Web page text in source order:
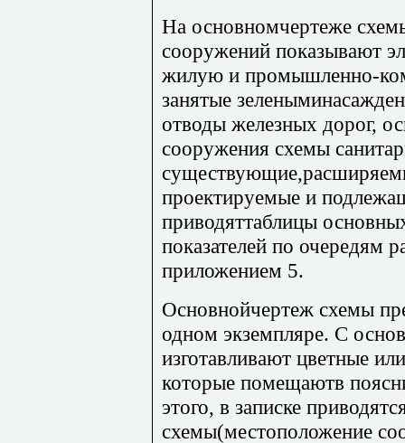
На основномчертеже
сооружений показывают
жилую и промышленно-
занятые
отводы железных дорог,
сооружения схемы
проектируемые и
приводяттаблицы
показателей по очередям
приложением 5.
Основнойчертеж схемы
одном экземпляре. С
изготавливают цветные
которые помещаютв
этого, в записке
схемы(местоположение